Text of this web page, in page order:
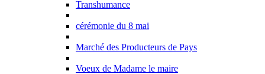
Transhumance
cérémonie du 8 mai
Marché des Producteurs de Pays
Voeux de Madame le maire